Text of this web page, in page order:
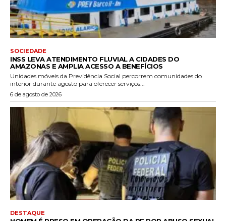
SOCIEDADE
INSS LEVA ATENDIMENTO FLUVIAL A CIDADES DO
AMAZONAS E AMPLIA ACESSO A BENEFÍCIOS
Unidades móveis da Previdência Social percorrem comunidades do
interior durante agosto para oferecer serviços...
6 de agosto de 2026
DESTAQUE